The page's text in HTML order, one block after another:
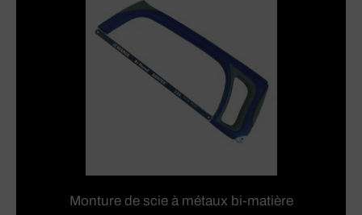
Monture de scie à métaux bi-matière